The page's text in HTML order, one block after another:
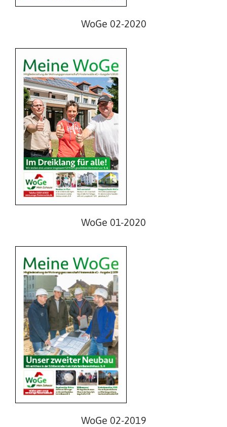
WoGe 02-2020
WoGe 01-2020
WoGe 02-2019
WoGe 02-2019
WoGe 01-2019